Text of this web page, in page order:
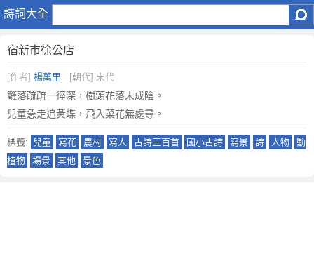
詩詞大全
宿
徐
公
店
原
文
注
釋
譯
宿新市徐公店
[作者] 楊萬里 [朝代] 宋代
籬落疏疏一徑深，樹頭花落未成陰。
兒童急走追黃蝶，飛入菜花無處尋。
標籤: 兒童 寫花 農村 寫人 古詩三百首 國小古詩 寫景 詩 人物
動
植物
場景 其他 景色